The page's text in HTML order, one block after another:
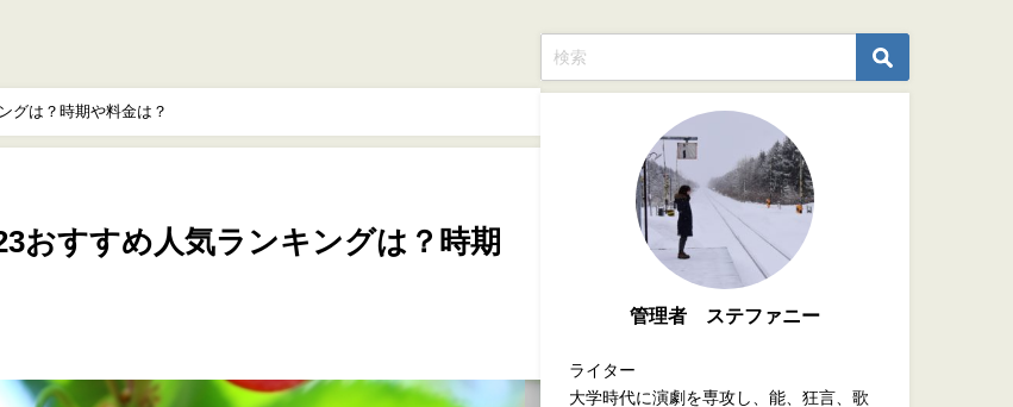
グは？時期や料金は？
おすすめ人気ランキングは？時期
管理者 ステファニー
ライター
大学時代に演劇を専攻し、能、狂言、歌